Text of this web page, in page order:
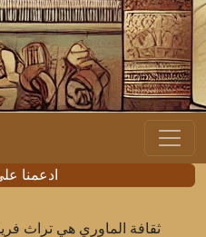
ادعمنا
ثقافة الماوري هي تراث